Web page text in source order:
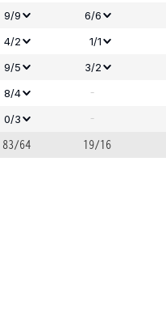
9/9
6/6
4/2
1/1
9/5
3/2
8/4 -
0/3
-
83/64 19/16